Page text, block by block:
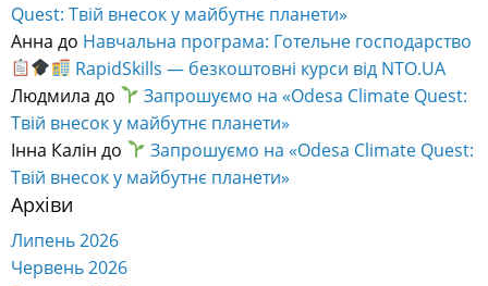
Quest: Твій внесок у майбутнє планети»
Анна до Навчальна програма: Готельне господарство
RapidSkills — безкоштовні курси від NTO.UA
Людмила до
Запрошуємо на «Odesa Climate Quest:
Твій внесок у майбутнє планети»
Інна Калін до
Запрошуємо на «Odesa Climate Quest:
Твій внесок у майбутнє планети»
Архіви
Липень 2026
Червень 2026